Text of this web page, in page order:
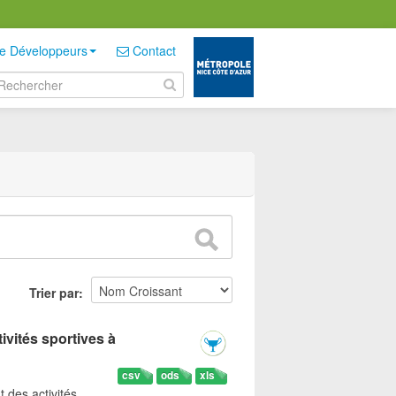
Développeurs Contact
Trier par
sportives à
xls
ods
csv